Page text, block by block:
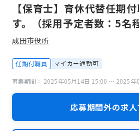
【保育士】育休代替任期
す。（採用予定者数：5名
成田市役所
任期付職員 マイカー通勤可
募集期間： 2025年05月14日 15:00 〜 2025年
応募期間外の求人